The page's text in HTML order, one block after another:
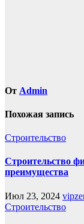
От Admin
Похожая запись
Строительство
Строительство
преимущества
Июл 23, 2024
Строительство